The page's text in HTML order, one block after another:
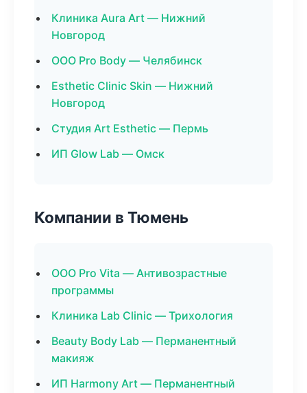
Клиника Aura Art — Нижний
Новгород
ООО Pro Body — Челябинск
Esthetic Clinic Skin — Нижний
Новгород
Студия Art Esthetic — Пермь
ИП Glow Lab — Омск
Компании в Тюмень
ООО Pro Vita — Антивозрастные
программы
Клиника Lab Clinic — Трихология
Beauty Body Lab — Перманентный
макияж
ИП Harmony Art — Перманентный